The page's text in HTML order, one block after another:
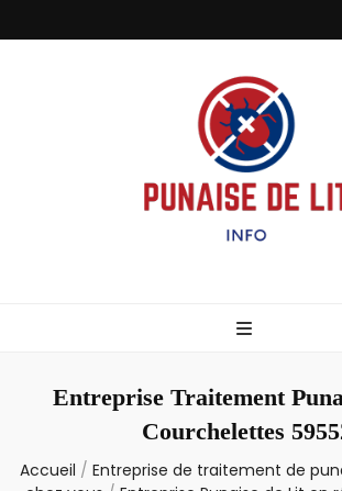
– Info
Entreprise Traitement
Courchelettes
Accueil / Entreprise de traitement de